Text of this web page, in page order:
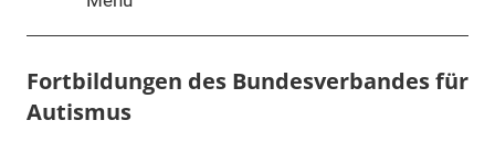
Vogtland
e.
V.
Fortbildungen des Bundesverbandes für
Autismus